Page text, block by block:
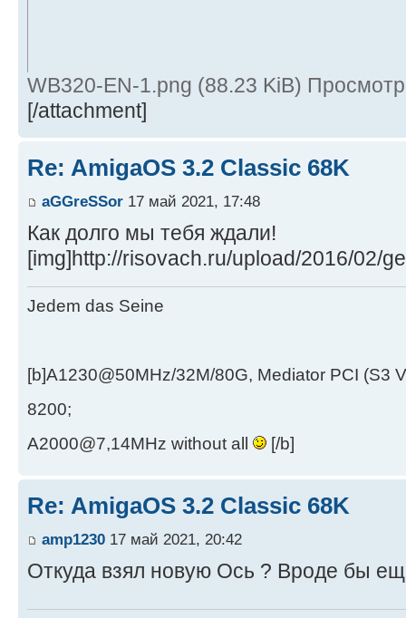
WB320-EN-1.png (88.23 KiB)
[/attachment]
Re: AmigaOS 3.2 Classic 68K
aGGreSSor 17 май 2021, 17:48
Как долго мы тебя ждали!
[img]http://risovach.ru/upload/2016/02/
Jedem das Seine
[b]A1230@50MHz/32M/80G, Mediator PCI (S3
8200;
A2000@7,14MHz without all
[/b]
Re: AmigaOS 3.2 Classic 68K
amp1230 17 май 2021, 20:42
Откуда взял новую Ось ? Вроде бы